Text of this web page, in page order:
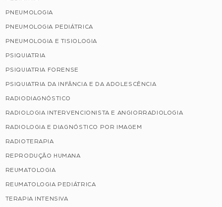
PNEUMOLOGIA
PNEUMOLOGIA PEDIÁTRICA
PNEUMOLOGIA E TISIOLOGIA
PSIQUIATRIA
PSIQUIATRIA FORENSE
PSIQUIATRIA DA INFÂNCIA E DA ADOLESCÊNCIA
RADIODIAGNÓSTICO
RADIOLOGIA INTERVENCIONISTA E ANGIORRADIOLOGIA
RADIOLOGIA E DIAGNÓSTICO POR IMAGEM
RADIOTERAPIA
REPRODUÇÃO HUMANA
REUMATOLOGIA
REUMATOLOGIA PEDIÁTRICA
TERAPIA INTENSIVA